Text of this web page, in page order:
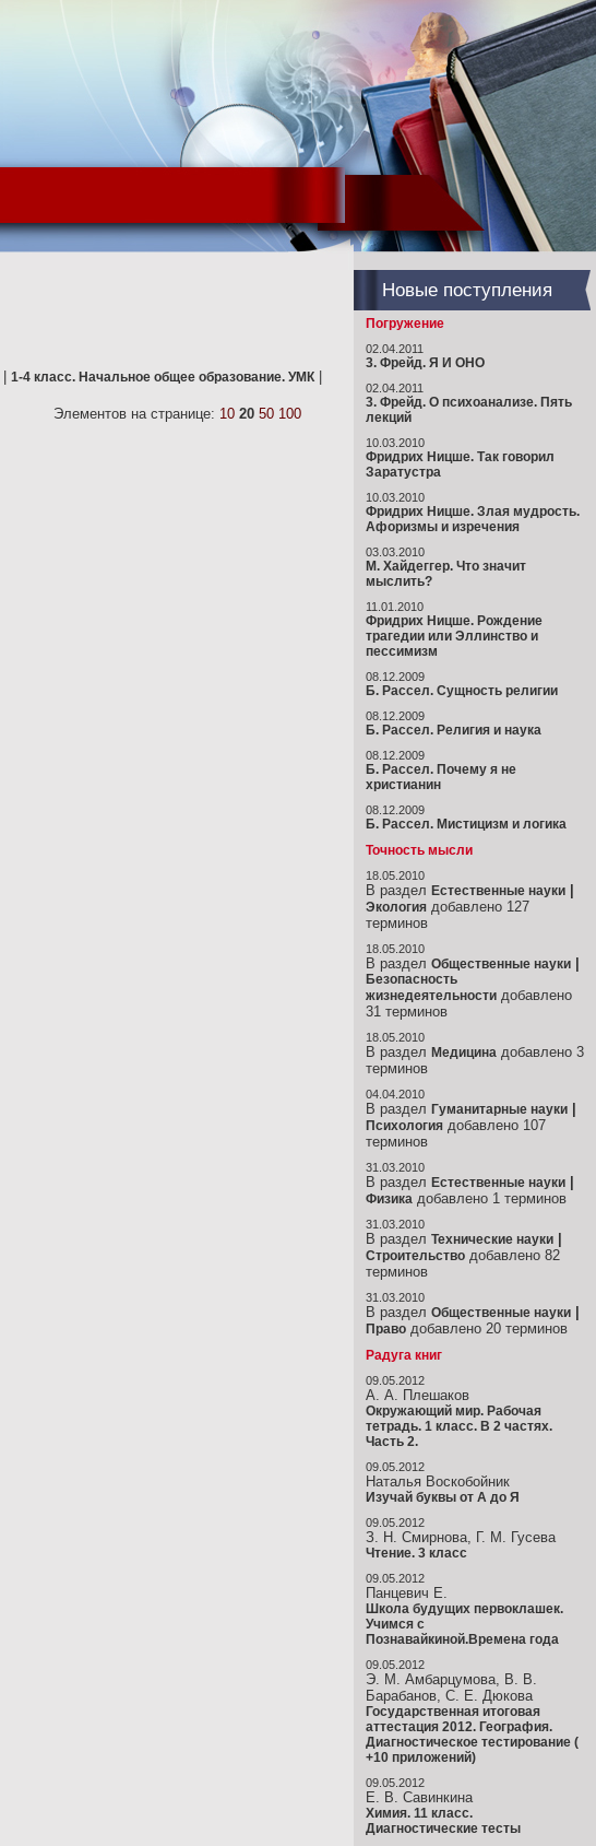
1-4 класс. Начальное общее образование. УМК
Элементов на странице: 10 20 50 100
Новые поступления
Погружение
02.04.2011
3. Фрейд. Я И ОНО
02.04.2011
3. Фрейд. О психоанализе. Пять
лекций
10.03.2010
Фридрих Ницше. Так говорил
Заратустра
10.03.2010
Фридрих Ницше. Злая мудрость.
Афоризмы и изречения
03.03.2010
М. Хайдеггер. Что значит
мыслить?
11.01.2010
Фридрих Ницше. Рождение
трагедии или Эллинство и
пессимизм
08.12.2009
Б. Рассел. Сущность религии
08.12.2009
Б. Рассел. Религия и наука
08.12.2009
Б. Рассел. Почему я не
христианин
08.12.2009
Б. Рассел. Мистицизм и логика
Точность мысли
18.05.2010
В раздел Естественные науки
Экология добавлено 127
терминов
18.05.2010
В раздел Общественные науки
Безопасность
жизнедеятельности добавлено
31 терминов
18.05.2010
В раздел Медицина добавлено 3
терминов
04.04.2010
В раздел Гуманитарные науки
Психология добавлено 107
терминов
31.03.2010
В раздел Естественные науки
Физика добавлено 1 терминов
31.03.2010
В раздел Технические науки
Строительство добавлено 82
терминов
31.03.2010
В раздел Общественные науки
Право добавлено 20 терминов
Радуга книг
09.05.2012
А. А. Плешаков
Окружающий мир. Рабочая
тетрадь. 1 класс. В 2 частях.
Часть 2.
09.05.2012
Наталья Воскобойник
Изучай буквы от А до Я
09.05.2012
З. Н. Смирнова, Г. М. Гусева
Чтение. 3 класс
09.05.2012
Панцевич Е.
Школа будущих первоклашек.
Учимся с
Познавайкиной.Времена года
09.05.2012
Э. М. Амбарцумова, В. В.
Барабанов, С. Е. Дюкова
Государственная итоговая
аттестация 2012. География.
Диагностическое тестирование (
+10 приложений)
09.05.2012
Е. В. Савинкина
Химия. 11 класс.
Диагностические тесты